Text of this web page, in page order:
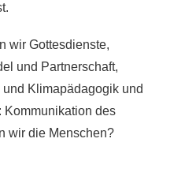
wir Gottesdienste,
und Partnerschaft,
Klimapädagogik und
Kommunikation des
wir die Menschen?